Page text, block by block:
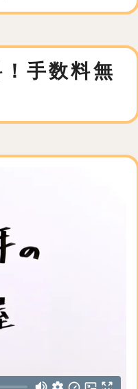
手数料無